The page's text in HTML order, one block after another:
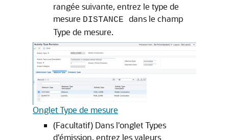
rangée suivante, entrez le type de
mesure DISTANCE dans le champ
Type de mesure.
Onglet Type de mesure
(Facultatif) Dans l'onglet Types
d'émission, entrez les valeurs